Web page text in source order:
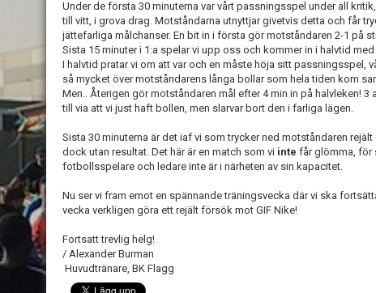
Under de första 30 minuterna var vårt passningsspel under all
till vitt, i grova drag. Motståndarna utnyttjar givetvis detta och får
jättefarliga målchanser. En bit in i första gör motståndaren 2-1 på
Sista 15 minuter i 1:a spelar vi upp oss och kommer in i halvtid
I halvtid pratar vi om att var och en måste höja sitt passningsspel,
så mycket över motståndarens långa bollar som hela tiden kom
Men.. Återigen gör motståndaren mål efter 4 min in på halvleken!
till via att vi just haft bollen, men slarvar bort den i farliga lägen.
Sista 30 minuterna är det iaf vi som trycker ned motståndaren
dock utan resultat. Det här är en match som vi inte får glömma, för
fotbollsspelare och ledare inte är i närheten av sin kapacitet.
Nu ser vi fram emot en spännande träningsvecka där vi ska
vecka verkligen göra ett rejält försök mot GIF Nike!
Fortsatt trevlig helg!
/ Alexander Burman
Huvudtränare, BK Flagg